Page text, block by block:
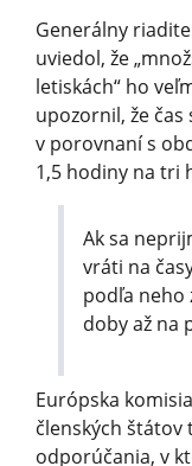
Generálny
uviedol, že
letiskách“ ho
upozornil, že čas
v porovnaní s
1,5 hodiny na tri
Ak sa
vráti na
podľa neho
doby až na
Európska
členských štátov
odporúčania, v